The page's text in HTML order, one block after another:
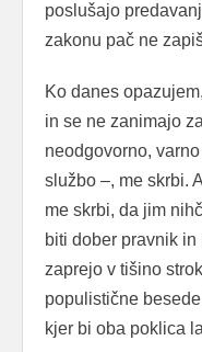
poslušajo
zakonu pač ne
Ko danes
in se ne zanimajo
neodgovorno,
službo –, me skrbi.
me skrbi, da jim
biti dober pravnik
zaprejo v tišino
populistične
kjer bi oba poklica